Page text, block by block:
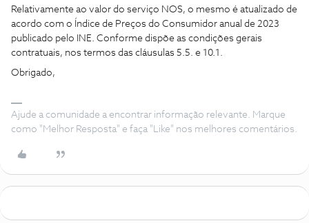
Relativamente ao valor do serviço NOS, o mesmo é atualizado de
acordo com o Índice de Preços do Consumidor anual de 2023
publicado pelo INE. Conforme dispõe as condições gerais
contratuais, nos termos das cláusulas 5.5. e 10.1.
Obrigado,
Ajude a comunidade a encontrar informação relevante. Marque
como "Melhor Resposta" e faça "Like" nos melhores comentários.